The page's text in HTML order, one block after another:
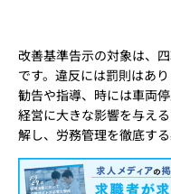
改善基準告示の対象は、
です。違反には罰則はあ
勧告や指導、時には車両
経営に大きな影響を与え
解し、労務管理を徹底する